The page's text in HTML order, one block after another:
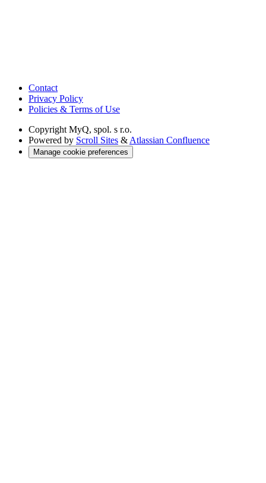
Contact
Privacy Policy
Policies & Terms of Use
Copyright MyQ, spol. s r.o.
Powered by Scroll Sites & Atlassian Confluence
Manage cookie preferences